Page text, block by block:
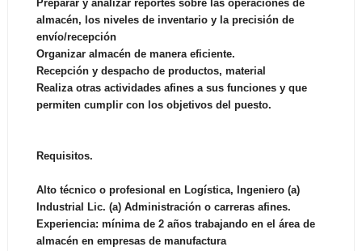
Preparar y analizar reportes sobre las operaciones de
almacén, los niveles de inventario y la precisión de
envío/recepción
Organizar almacén de manera eficiente.
Recepción y despacho de productos, material
Realiza otras actividades afines a sus funciones y que
permiten cumplir con los objetivos del puesto.
Requisitos.
Alto técnico o profesional en Logística, Ingeniero (a)
Industrial Lic. (a) Administración o carreras afines.
Experiencia: mínima de 2 años trabajando en el área de
almacén en empresas de manufactura